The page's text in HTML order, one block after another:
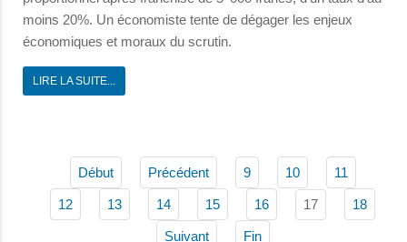
moins 20%. Un économiste tente de dégager les enjeux
économiques et moraux du scrutin.
LIRE LA SUITE...
Début Précédent 9 10 11
12 13 14 15 16 17 18
Suivant Fin